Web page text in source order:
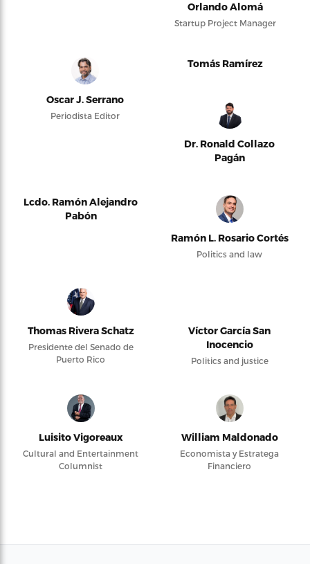
Orlando Alomá
Startup Project Manager
Oscar J. Serrano
Periodista Editor
Tomás Ramírez
Dr. Ronald Collazo
Pagán
Lcdo. Ramón Alejandro
Pabón
Ramón L. Rosario Cortés
Politics and law
Thomas Rivera Schatz
Presidente del Senado de
Puerto Rico
Víctor García San
Inocencio
Politics and justice
Luisito Vigoreaux
Cultural and Entertainment
Columnist
William Maldonado
Economista y Estratega
Financiero